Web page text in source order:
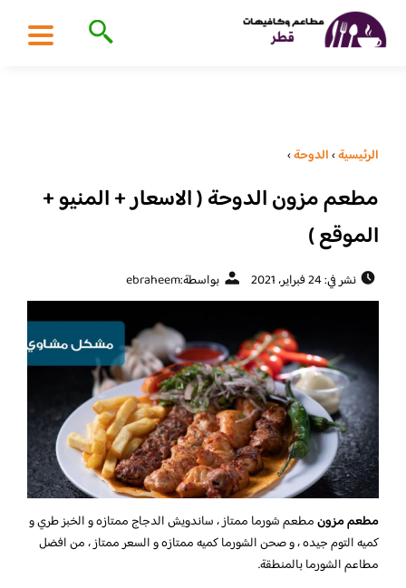
الرئيسية›الدوحة›
مطعم مزون الدوحة ( الاسعار + المنيو +
الموقع )
نشر في: 24 فبراير، 2021 بواسطة:ebraheem
مطعم مزونمطعم شورما ممتاز ، ساندويش الدجاج ممتازه و الخبز طري و
كميه التوم جيده ، و صحن الشورما كميه ممتازه و السعر ممتاز ، من افضل
مطاعم الشورما بالمنطقة.